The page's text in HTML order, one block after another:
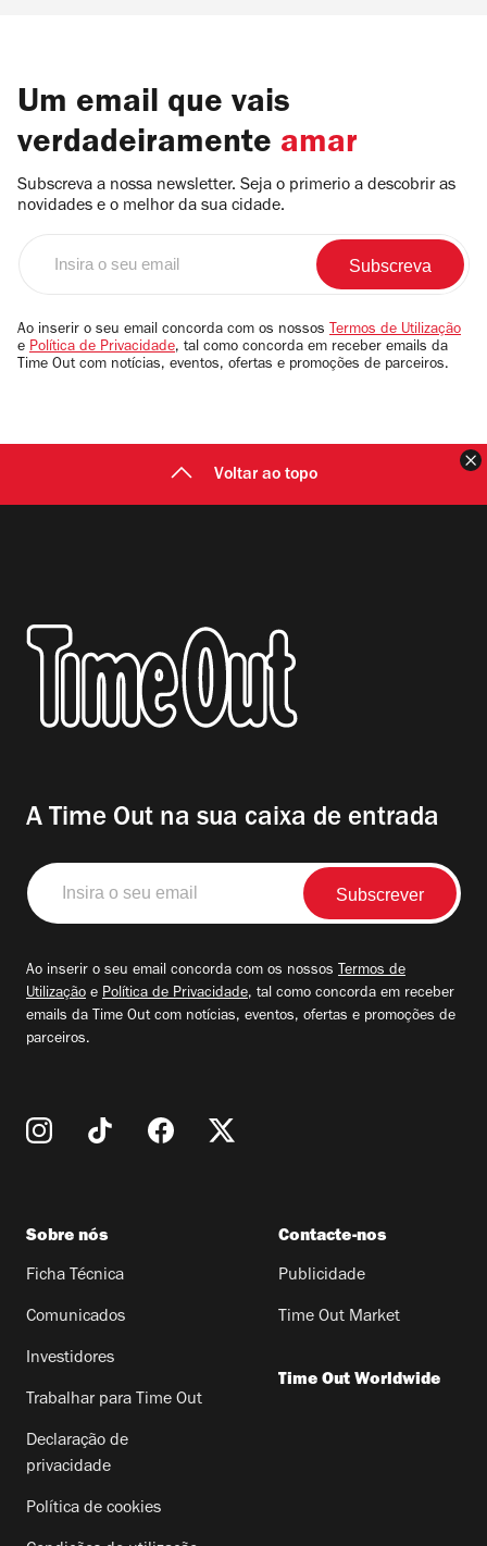
Um email que vais
verdadeiramente amar
Subscreva a nossa newsletter. Seja o primerio a descobrir as
novidades e o melhor da sua cidade.
email
Ao inserir o seu email concorda com os nossos Termos de Utilização
e Política de Privacidade, tal como concorda em receber emails da
Time Out com notícias, eventos, ofertas e promoções de parceiros.
Voltar ao topo
A Time Out na sua caixa de entrada
Insira
o
seu
Ao inserir o seu email concorda com os nossos Termos de
Utilização e Política de Privacidade, tal como concorda em receber
emails da Time Out com notícias, eventos, ofertas e promoções de
parceiros.
Sobre nós
Ficha Técnica
Comunicados
Investidores
Trabalhar para Time Out
Declaração de
privacidade
Política de cookies
Contacte-nos
Publicidade
Time Out Market
Time Out Worldwide